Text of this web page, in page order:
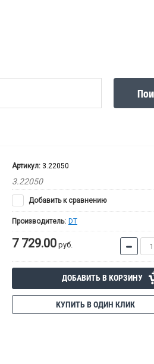
Артикул: 3.22050
3.22050
Добавить к сравнению
Производитель: DT
7 729.00 руб.
ДОБАВИТЬ В КОРЗИНУ
КУПИТЬ В ОДИН КЛИК